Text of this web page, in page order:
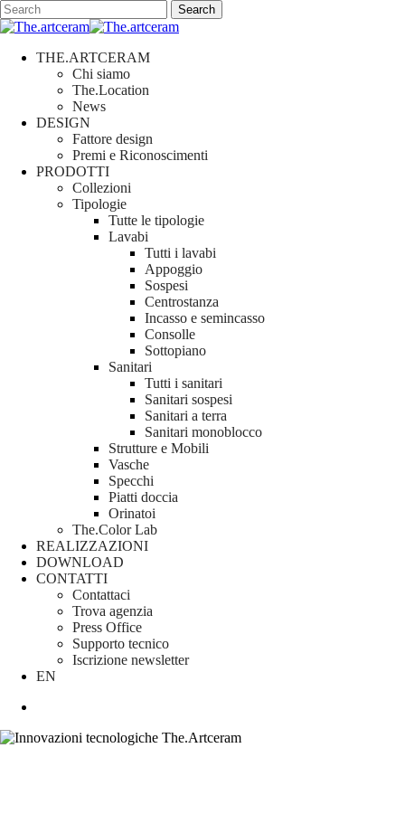
Skip
to
content
Search
Close
search
Menu
THE.ARTCERAM
Chi siamo
The.Location
News
DESIGN
Fattore design
Premi e Riconoscimenti
PRODOTTI
Collezioni
Tipologie
Tutte le tipologie
Lavabi
Tutti i lavabi
Appoggio
Sospesi
Centrostanza
Incasso e semincasso
Consolle
Sottopiano
Sanitari
Tutti i sanitari
Sanitari sospesi
Sanitari a terra
Sanitari monoblocco
Strutture e Mobili
Vasche
Specchi
Piatti doccia
Orinatoi
The.Color Lab
REALIZZAZIONI
DOWNLOAD
CONTATTI
Contattaci
Trova agenzia
Press Office
Supporto tecnico
Iscrizione newsletter
EN